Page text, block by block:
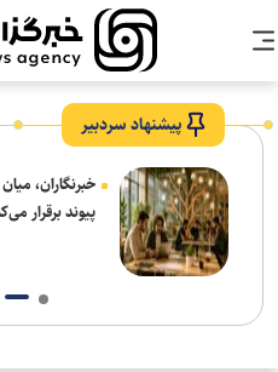
پیشنهاد سردبیر
خبرنگاران،
پیوند برقرار